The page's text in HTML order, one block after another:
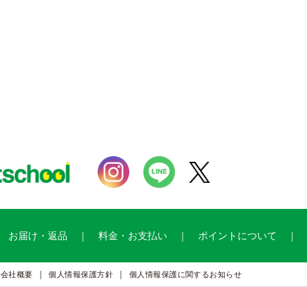
お届け・返品 料金・お支払い ポイントについて
会社概要 個人情報保護方針 個人情報保護に関するお知らせ